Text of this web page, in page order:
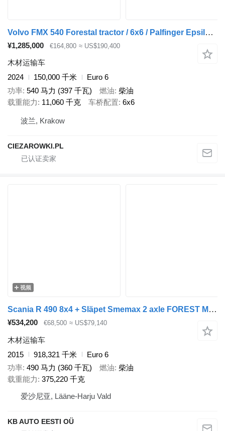
Volvo FMX 540 Forestal tractor / 6x6 / Palfinger Epsilon S300L98 crane
¥1,285,000 €164,800 ≈ US$190,400
木材运输车
2024
150,000 千米
Euro 6
功率 540 马力 (397 千瓦) 燃油 柴油
载重能力
11,060 千克 车桥配置 6x6
波兰, Krakow
CIEZAROWKI.PL
视频
Scania R 490 8x4 + Släpet Smemax 2 axle FOREST MACHINE TRANSPORT TRUCK
¥534,200 €68,500 ≈ US$79,140
木材运输车
2015
918,321 千米
Euro 6
功率 490 马力 (360 千瓦) 燃油 柴油
载重能力 375,220 千克
爱沙尼亚, Lääne-Harju Vald
KB AUTO EESTI OÜ